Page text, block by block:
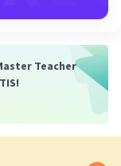
kesetimbangan
ion CH3COO- dan
menghitung
ion H+
Teacher